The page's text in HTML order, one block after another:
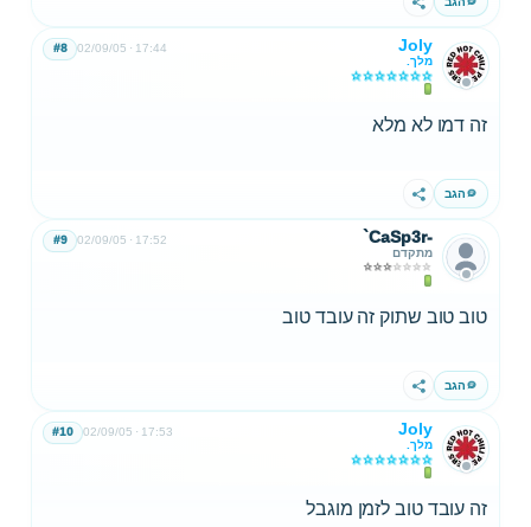
שתף
Joly
מלך.
02/09/05 17:44
#8
זה דמו לא מלא
הגב שתף
`CaSp3r-
מתקדם
02/09/05 17:52
#9
טוב טוב שתוק זה עובד טוב
הגב שתף
Joly
מלך.
02/09/05 17:53
#10
זה עובד טוב לזמן מוגבל